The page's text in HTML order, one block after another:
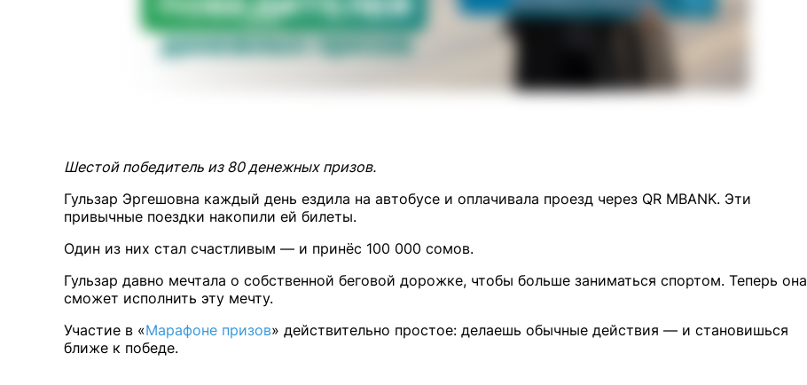
Шестой победитель из 80 денежных призов.
Гульзар Эргешовна каждый день ездила на автобусе и оплачивала проезд через QR MBANK. Эти
привычные поездки накопили ей билеты.
Один из них стал счастливым — и принёс 100 000 сомов.
Гульзар давно мечтала о собственной беговой дорожке, чтобы больше заниматься спортом. Теперь она
сможет исполнить эту мечту.
Участие в «Марафоне призов» действительно простое: делаешь обычные действия — и становишься
ближе к победе.